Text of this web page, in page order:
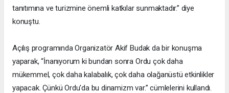
tanıtımına ve turizmine önemli katkılar sunmaktadır.” diye
konuştu.
Açılış programında Organizatör Akif Budak da bir konuşma
yaparak, “İnanıyorum ki bundan sonra Ordu çok daha
mükemmel, çok daha kalabalık, çok daha olağanüstü etkinlikler
yapacak. Çünkü Ordu'da bu dinamizm var.” cümlelerini kullandı.